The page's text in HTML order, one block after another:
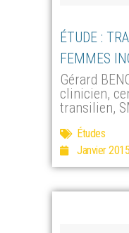
ÉTUDE :
FEMMES
Gérard
clinicien,
transilien,
Études
Janvier 2015